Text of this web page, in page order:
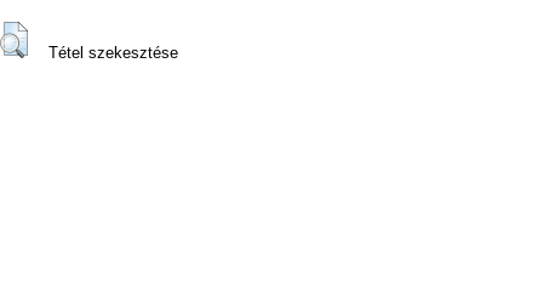
Tétel szekesztése